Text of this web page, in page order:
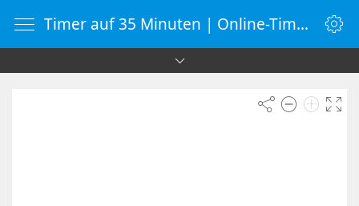
Timer auf 35 Minuten | Online-Timer | Countdown